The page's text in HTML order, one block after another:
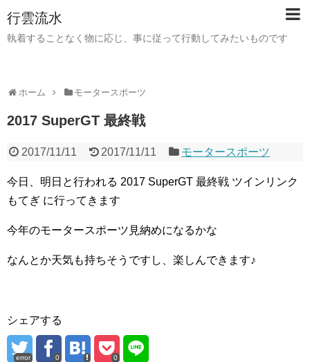
行雲流水
執着することなく物に応じ、事に従って行動してみたいものです
ホーム モータースポーツ
2017 SuperGT 最終戦
2017/11/11 2017/11/11 モータースポーツ
今日、明日と行われる 2017 SuperGT 最終戦 ツインリンク
もてぎ に行ってきます
今年のモータースポーツ見納めになるかな
なんとか天気も持ちそうですし、楽しんできます♪
シェアする
error 0 0